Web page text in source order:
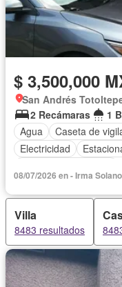
$ 3,500,000
San Andrés
2 Recámaras
1
Agua
Caseta de
Electricidad
08/07/2026 en - Irma
Villa
8483 resultados